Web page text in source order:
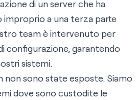
di un server che ha
improprio a una terza parte
team è intervenuto per
configurazione, garantendo
sistemi.
non sono state esposte. Siamo
dove sono custodite le